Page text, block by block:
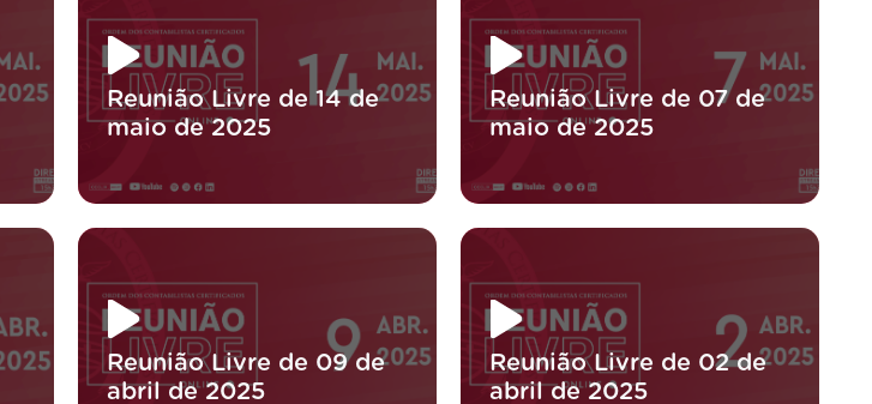
Reunião Livre de 14 de
maio de 2025
Reunião Livre de 07 de
maio de 2025
Reunião Livre de 09 de
abril de 2025
Reunião Livre de 02 de
abril de 2025